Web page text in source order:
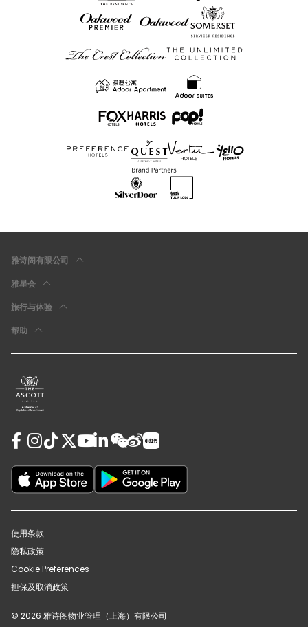
雅诗阁有限公司
雅星会
旅行与体验
帮助
使用条款
隐私政策
Cookie Preferences
担保及取消政策
© 2026 雅诗阁物业管理（上海）有限公司